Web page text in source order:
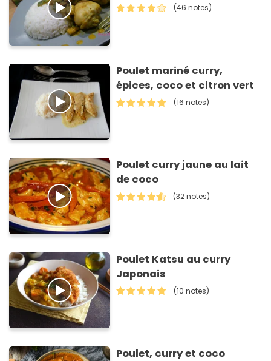
(46 notes)
Poulet mariné curry,
épices, coco et citron vert
(16 notes)
Poulet curry jaune au lait
de coco
(32 notes)
Poulet Katsu au curry
Japonais
(10 notes)
Poulet, curry et coco